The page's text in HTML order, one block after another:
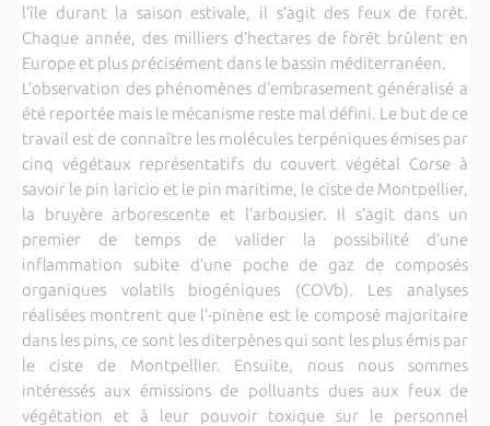
l’île durant la saison estivale, il s’agit des feux de forêt.
Chaque année, des milliers d’hectares de forêt brûlent en
Europe et plus précisément dans le bassin méditerranéen.
L’observation des phénomènes d’embrasement généralisé a
été reportée mais le mécanisme reste mal défini. Le but de ce
travail est de connaître les molécules terpéniques émises par
cinq végétaux représentatifs du couvert végétal Corse à
savoir le pin laricio et le pin maritime, le ciste de Montpellier,
la bruyère arborescente et l’arbousier. Il s’agit dans un
premier de temps de valider la possibilité d’une
inflammation subite d’une poche de gaz de composés
organiques volatils biogéniques (COVb). Les analyses
réalisées montrent que l’-pinène est le composé majoritaire
dans les pins, ce sont les diterpènes qui sont les plus émis par
le ciste de Montpellier. Ensuite, nous nous sommes
intéressés aux émissions de polluants dues aux feux de
végétation et à leur pouvoir toxique sur le personnel